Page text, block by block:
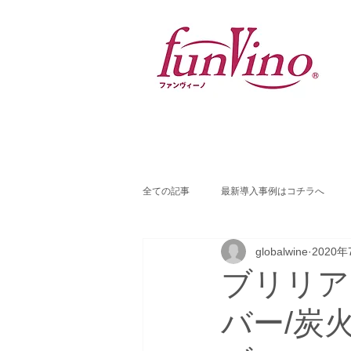
全ての記事 最新導入事例はコチラへ
ブリリ
バー/炭
globalwine 2020年